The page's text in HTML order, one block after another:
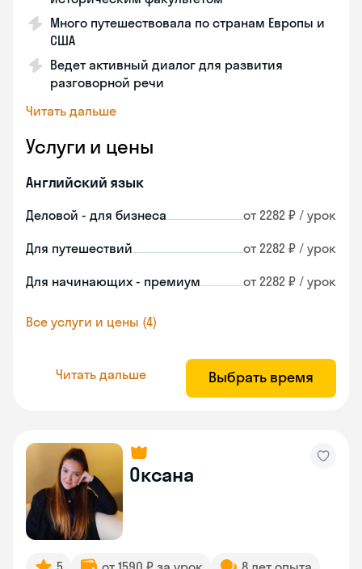
Много путешествовала по странам Европы и
США
Ведет активный диалог для развития
разговорной речи
Читать дальше
Услуги и цены
Английский язык
Деловой - для бизнеса от 2282 ₽ / урок
Для путешествий от 2282 ₽ / урок
Для начинающих - премиум от 2282 ₽ / урок
Все услуги и цены (4)
Читать дальше Выбрать время
Оксана